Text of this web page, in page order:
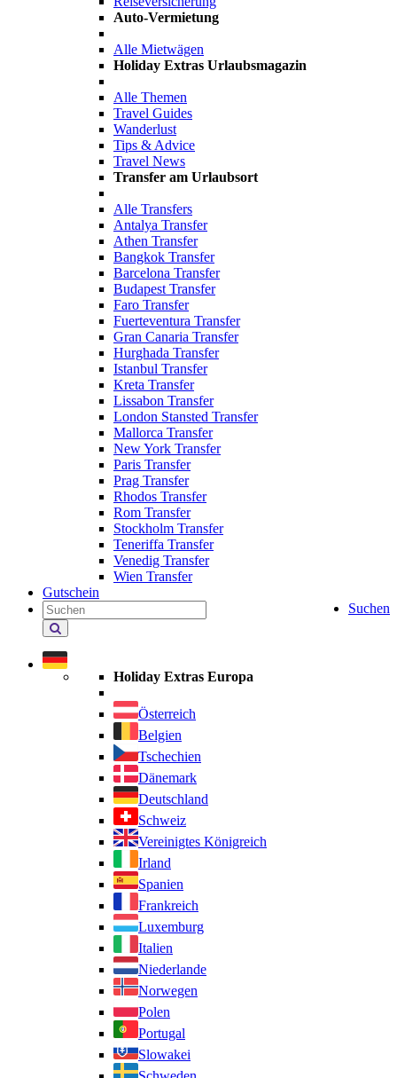
Auto-Vermietung
Alle Mietwägen
Holiday Extras Urlaubsmagazin
Alle Themen
Travel Guides
Wanderlust
Tips & Advice
Travel News
Transfer am Urlaubsort
Alle Transfers
Antalya Transfer
Athen Transfer
Bangkok Transfer
Barcelona Transfer
Budapest Transfer
Faro Transfer
Fuerteventura Transfer
Gran Canaria Transfer
Hurghada Transfer
Istanbul Transfer
Kreta Transfer
Lissabon Transfer
London Stansted Transfer
Mallorca Transfer
New York Transfer
Paris Transfer
Prag Transfer
Rhodos Transfer
Rom Transfer
Stockholm Transfer
Teneriffa Transfer
Venedig Transfer
Wien Transfer
Gutschein
Suchen
Holiday
Extras
durchsuchen
Holiday Extras Europa
Österreich
Belgien
Tschechien
Dänemark
Deutschland
Schweiz
Vereinigtes Königreich
Irland
Spanien
Frankreich
Luxemburg
Italien
Niederlande
Norwegen
Polen
Portugal
Slowakei